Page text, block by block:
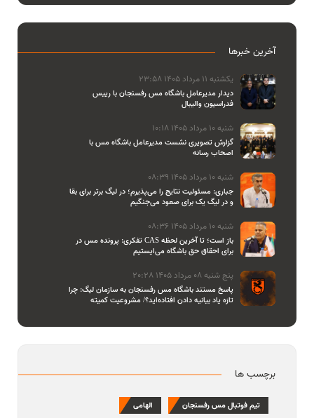
آخرین خبرها
یکشنبه 11 مرداد 1405 23:58
دیدار مدیرعامل باشگاه مس رفسنجان با رییس
فدراسیون والیبال
شنبه 10 مرداد 1405 10:18
گزارش تصویری نشست مدیرعامل باشگاه مس با
اصحاب رسانه
شنبه 10 مرداد 1405 08:39
جباری: مسئولیت نتایج را می‌پذیرم؛ در لیگ برتر برای بقا
و در لیگ یک برای صعود می‌جنگیم
شنبه 10 مرداد 1405 08:36
تفکری: پرونده مس در CAS باز است؛ تا آخرین لحظه
برای احقاق حق باشگاه می‌ایستیم
پنج شنبه 08 مرداد 1405 20:28
پاسخ مستند باشگاه مس رفسنجان به سازمان لیگ: چرا
تازه یاد بیانیه دادن افتاده‌اید؟/ مشروعیت کمیته
برچسب ها
تیم فوتبال مس رفسنجان الهامی